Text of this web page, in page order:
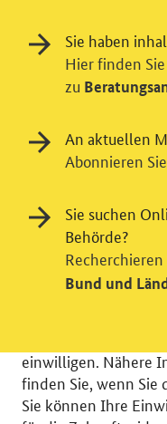
Einwilligung in
Wir bitten Sie an
verschiedene
möchten die
einwilligen. Nähere
finden Sie, wenn Sie
Sie können Ihre
Sie haben
Hier finden
zu
An aktuellen
Abonnieren
Sie suchen
Behörde?
Bund und